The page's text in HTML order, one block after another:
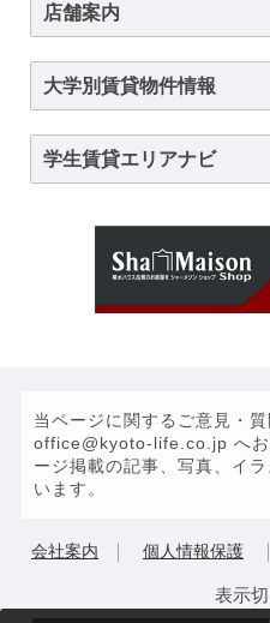
店舗案内
大学別賃貸物件情報
学生賃貸エリアナビ
当ページに関するご意見・
office@kyoto-life.co.jp へお
ージ掲載の記事、写真、イ
います。
会社案内 個人情報保護
表示切